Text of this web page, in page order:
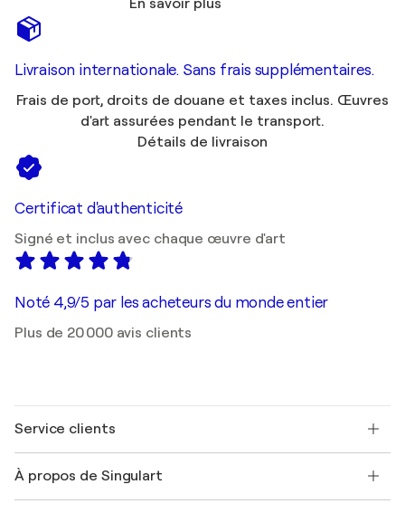
En savoir plus
Livraison internationale. Sans frais supplémentaires.
Frais de port, droits de douane et taxes inclus. Œuvres
d'art assurées pendant le transport.
Détails de livraison
Certificat d'authenticité
Signé et inclus avec chaque œuvre d'art
Noté 4,9/5 par les acheteurs du monde entier
Plus de 20 000 avis clients
Service clients
Expédition
À propos de Singulart